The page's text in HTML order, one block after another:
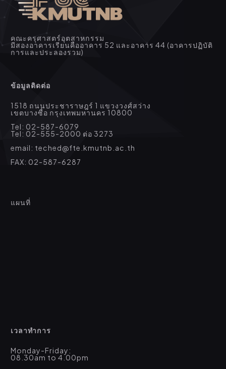
คณะครุศาสตร์อุตสาหกรรม
มีสองอาคารเรียนคืออาคาร 52 และอาคาร 44 (อาคารปฏิบัติ
การและประลองรวม)
ข้อมูลติดต่อ
1518 ถนนประชาราษฎร์ 1 แขวงวงศ์สว่าง
เขตบางซื่อ กรุงเทพมหานคร 10800
Tel: 02-587-6079
Tel: 02-555-2000 ต่อ 3273
email: teched@fte.kmutnb.ac.th
FAX: 02-587-6287
แผนที่
เวลาทำการ
Monday-Friday:
08.30am to 4.00pm